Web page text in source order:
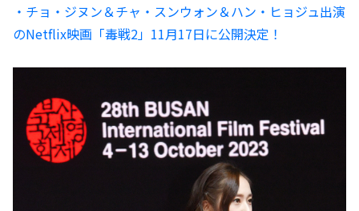
・チョ・ジヌン＆チャ・スンウォン＆ハン・ヒョジュ出演
のNetflix映画「毒戦2」11月17日に公開決定！